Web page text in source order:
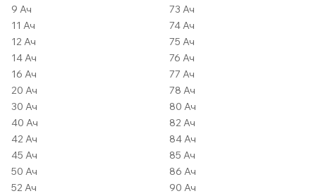
9 Ач
11 Ач
12 Ач
14 Ач
16 Ач
20 Ач
30 Ач
40 Ач
42 Ач
45 Ач
50 Ач
52 Ач
73 Ач
74 Ач
75 Ач
76 Ач
77 Ач
78 Ач
80 Ач
82 Ач
84 Ач
85 Ач
86 Ач
90 Ач